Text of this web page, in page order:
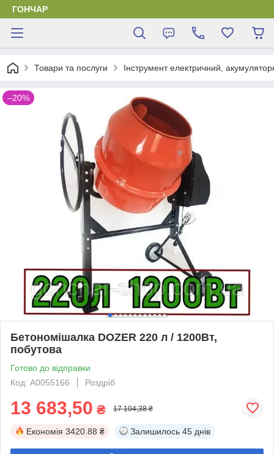
ГОНЧАР
Товари та послуги Інструмент електричний,
–20%
Бетономішалка DOZER 220 л / 1200Вт,
побутова
Готово до відправки
Код: А0055166
Роздріб
13 683,50 ₴ 17 104,38 ₴
Економія 3420.88 ₴ Залишилось 45 днів